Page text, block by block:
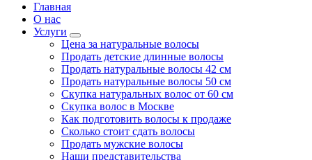
Главная
О нас
Услуги
Цена за натуральные волосы
Продать детские длинные волосы
Продать натуральные волосы 42 см
Продать натуральные волосы 50 см
Скупка натуральных волос от 60 см
Скупка волос в Москве
Как подготовить волосы к продаже
Сколько стоит сдать волосы
Продать мужские волосы
Наши представительства